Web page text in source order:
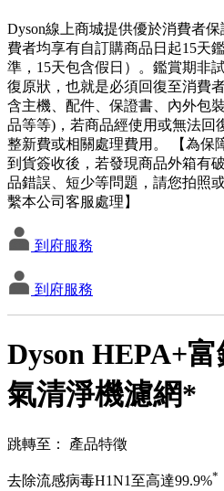
Dyson線上商城提供優於消費者
費者均享有自訂購商品日起15天
準，15天包含假日）。鑑賞期非
復原狀，也就是必須回復至消費
含主機、配件、保證書、內外包
品等等)，若商品經使用或無法回
整新費或相關處理費用。 【為保
到貨簽收後，若發現商品外箱有
品錯誤、短少等問題，請您拍照
繫本公司客服處理】
到府服務
到府服務
Dyson HEPA+
氣清淨機濾網*
跳轉至： 產品特徵
去除流感病毒H1N1至高達99.9%*